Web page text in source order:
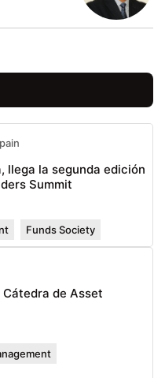
llega la segunda edición
Summit
Funds Society
Cátedra de Asset